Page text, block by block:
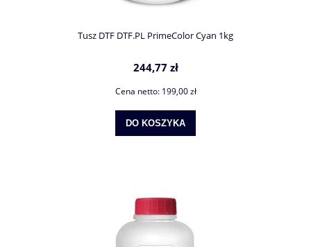
Tusz DTF DTF.PL PrimeColor Cyan 1kg
244,77 zł
Cena netto: 199,00 zł
DO KOSZYKA